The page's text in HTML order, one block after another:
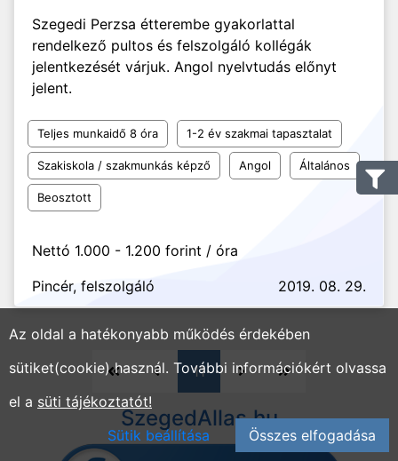
Szegedi Perzsa étterembe gyakorlattal
rendelkező pultos és felszolgáló kollégák
jelentkezését várjuk. Angol nyelvtudás előnyt
jelent.
Teljes munkaidő 8 óra 1-2 év szakmai tapasztalat
Szakiskola / szakmunkás képző Angol Általános
Beosztott
Nettó 1.000 - 1.200 forint / óra
Pincér, felszolgáló
2019. 08. 29.
11
SzegedAllas.hu
Az oldal a hatékonyabb működés érdekében
sütiket(cookie) használ. További információkért olvassa
el a süti tájékoztatót!
Sütik beállítása
Összes elfogadása